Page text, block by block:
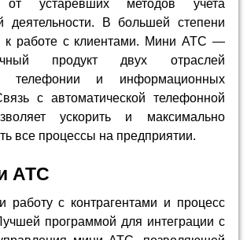
от устаревших методов учета
деятельности. В большей степени
к работе с клиентами. Мини АТС —
продукт двух отраслей
телефонии и информационных
с автоматической телефонной
ускорить и максимально
все процессы на предприятии.
АТС
работу с контрагентами и процесс
программой для интеграции с